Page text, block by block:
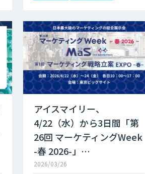
アイスマイリー、
4/22（水）から3日間「第
26回 マーケティングWeek
-春 2026-」…
2026/03/26